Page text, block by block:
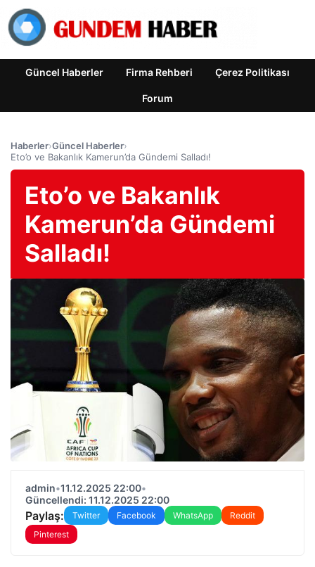
Güncel Haberler Firma Rehberi Çerez Politikası
Forum
Haberler›Güncel Haberler›
Eto’o ve Bakanlık Kamerun’da Gündemi Salladı!
Eto’o ve Bakanlık
Kamerun’da Gündemi
Salladı!
admin•11.12.2025 22:00•
Güncellendi: 11.12.2025 22:00
Paylaş: Twitter Facebook WhatsApp
Reddit
Pinterest